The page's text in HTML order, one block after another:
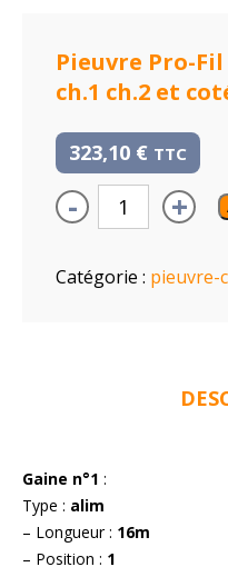
Pieuvre Pro-
ch.1 ch.2 et
323,10 € TTC
- +
Catégorie : pieuvre-
Gaine n°1 :
Type : alim
– Longueur : 16m
– Position : 1